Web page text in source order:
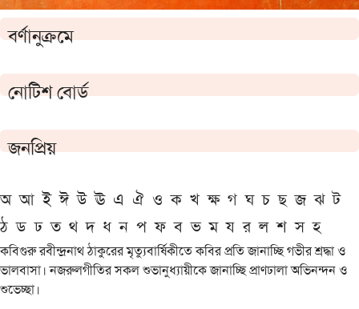
বর্ণানুক্রমে
নোটিশ বোর্ড
জনপ্রিয়
অ আ ই ঈ উ ঊ এ ঐ ও ক খ ক্ষ গ ঘ চ ছ জ ঝ ট
ঠ ড ঢ ত থ দ ধ ন প ফ ব ভ ম য র ল শ স হ
কবিগুরু রবীন্দ্রনাথ ঠাকুরের মৃত্যুবার্ষিকীতে কবির প্রতি জানাচ্ছি গভীর শ্রদ্ধা ও
ভালবাসা। নজরুলগীতির সকল শুভানুধ্যায়ীকে জানাচ্ছি প্রাণঢালা অভিনন্দন ও
শুভেচ্ছা।